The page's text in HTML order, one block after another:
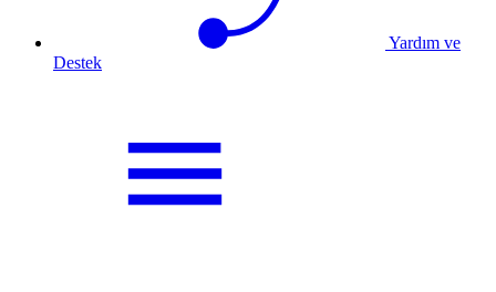
Yardım ve
Destek